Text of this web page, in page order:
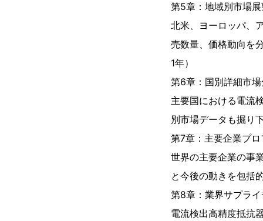
第5章：地域別市場
北米、ヨーロッパ、
売数量、価格動向を
1年）
第6章：国別詳細市
主要国における電流
別市場データも掘り
第7章：主要企業プ
世界の主要企業の事
と今後の動きを包括
第8章：業界サプラ
電流検出高精度抵抗